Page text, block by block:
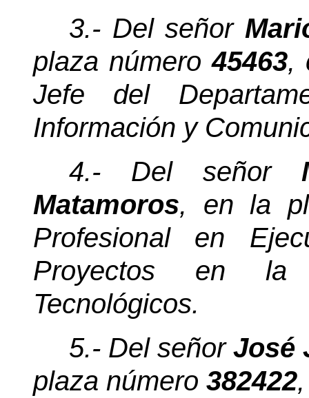
3.- Del señor
plaza número45463,
Jefe del
Información y
4.- Del señor
Matamoros, en la
Profesional en
Proyectos en la
Tecnológicos.
5.- Del señorJosé
plaza número382422